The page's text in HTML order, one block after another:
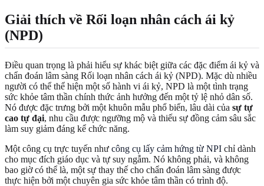
Giải thích về Rối loạn nhân cách ái kỷ
(NPD)
Điều quan trọng là phải hiểu sự khác biệt giữa các đặc điểm ái kỷ và
chẩn đoán lâm sàng Rối loạn nhân cách ái kỷ (NPD). Mặc dù nhiều
người có thể thể hiện một số hành vi ái kỷ, NPD là một tình trạng
sức khỏe tâm thần chính thức ảnh hưởng đến một tỷ lệ nhỏ dân số.
Nó được đặc trưng bởi một khuôn mẫu phổ biến, lâu dài của sự tự
cao tự đại, nhu cầu được ngưỡng mộ và thiếu sự đồng cảm sâu sắc
làm suy giảm đáng kể chức năng.
Một công cụ trực tuyến như công cụ lấy cảm hứng từ NPI chỉ dành
cho mục đích giáo dục và tự suy ngẫm. Nó không phải, và không
bao giờ có thể là, một sự thay thế cho chẩn đoán lâm sàng được
thực hiện bởi một chuyên gia sức khỏe tâm thần có trình độ.